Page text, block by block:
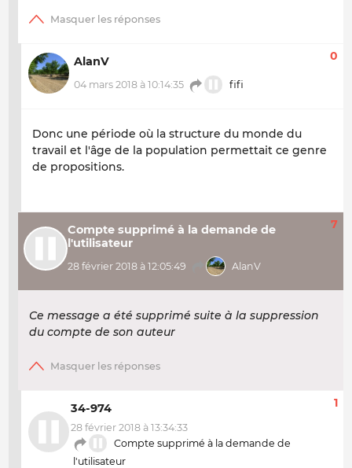
AlanV
04 mars 2018 à 10:14:35 fifi
0
Donc une période où la structure du monde du
travail et l'âge de la population permettait ce genre
de propositions.
Compte supprimé à la demande de
l'utilisateur
28 février 2018 à 12:05:49 AlanV
7
Ce message a été supprimé suite à la suppression
du compte de son auteur
34-974
28 février 2018 à 13:34:33
Compte supprimé à la demande de
l'utilisateur
1